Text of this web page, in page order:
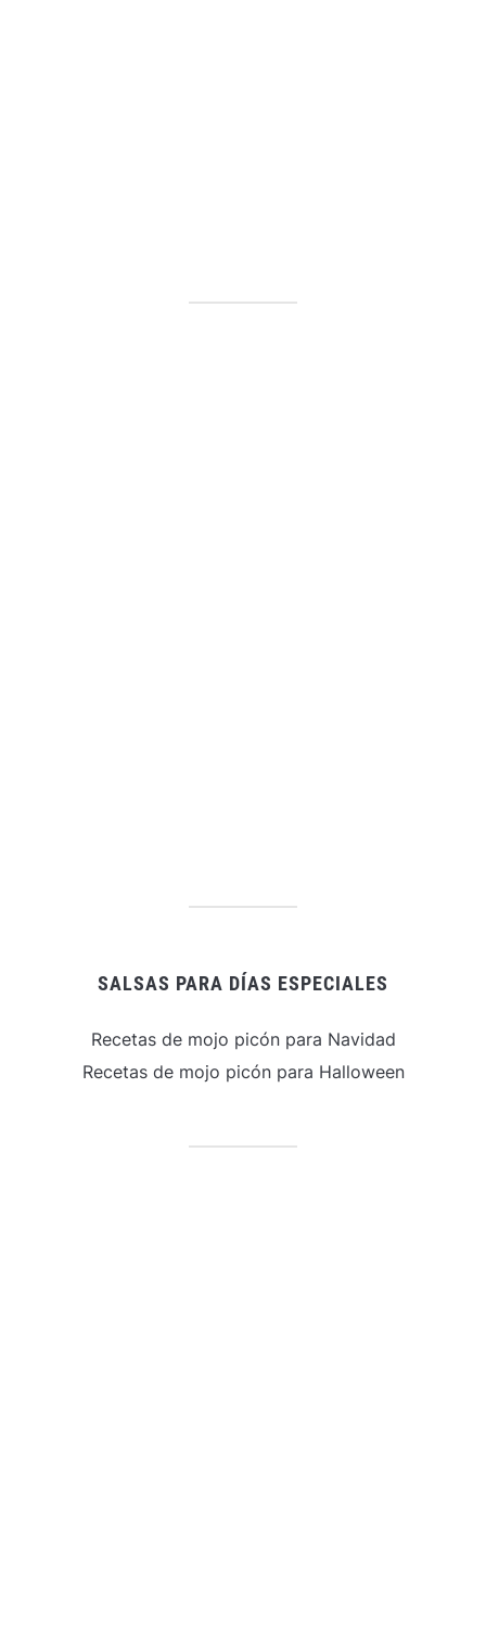
SALSAS PARA DÍAS ESPECIALES
Recetas de mojo picón para Navidad
Recetas de mojo picón para Halloween